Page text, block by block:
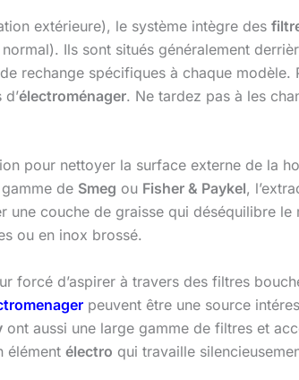
extérieure), le système intègre des
Ils sont situés généralement
rechange spécifiques à chaque
électroménager. Ne tardez pas à les
pour nettoyer la surface externe de la
de Smeg ou Fisher & Paykel,
couche de graisse qui déséquilibre le
ou en inox brossé.
forcé d’aspirer à travers des filtres
peuvent être une source
ont aussi une large gamme de filtres et
élément électro qui travaille